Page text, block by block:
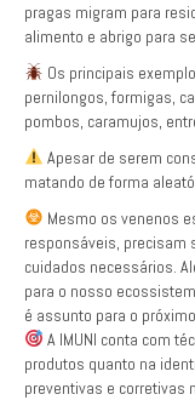
pragas migram para
alimento e abrigo para
Os principais
pernilongos, formigas,
pombos, caramujos,
Apesar de serem
matando de forma
Mesmo os venenos
responsáveis, precisam
cuidados necessários.
para o nosso
é assunto para o
A IMUNI conta com
produtos quanto na
preventivas e corretivas